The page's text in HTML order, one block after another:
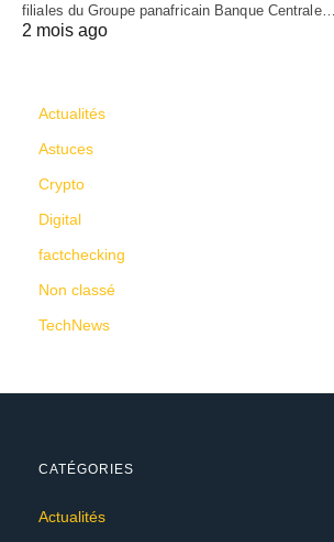
filiales du Groupe panafricain Banque Centrale…
2 mois ago
Actualités
Astuces
Crypto
Digital
factchecking
Non classé
TechNews
CATÉGORIES
Actualités